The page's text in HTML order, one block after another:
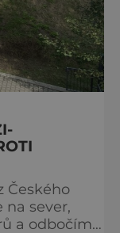
Českého
na sever,
a odbočíme